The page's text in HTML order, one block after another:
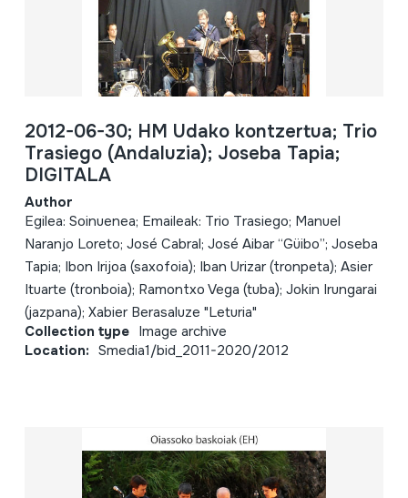
2012-06-30; HM Udako kontzertua; Trio
Trasiego (Andaluzia); Joseba Tapia;
DIGITALA
Author
Egilea: Soinuenea; Emaileak: Trio Trasiego; Manuel
Naranjo Loreto; José Cabral; José Aibar “Güibo”; Joseba
Tapia; Ibon Irijoa (saxofoia); Iban Urizar (tronpeta); Asier
Ituarte (tronboia); Ramontxo Vega (tuba); Jokin Irungarai
(jazpana); Xabier Berasaluze "Leturia"
Collection type Image archive
Location: Smedia1/bid_2011-2020/2012